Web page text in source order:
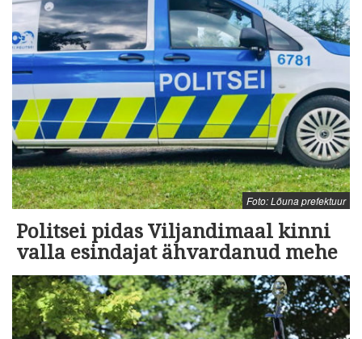
Foto: Lõuna prefektuur
Politsei pidas Viljandimaal kinni
valla esindajat ähvardanud mehe